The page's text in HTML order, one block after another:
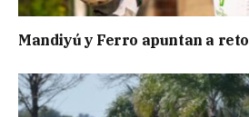
Mandiyú y Ferro apuntan a